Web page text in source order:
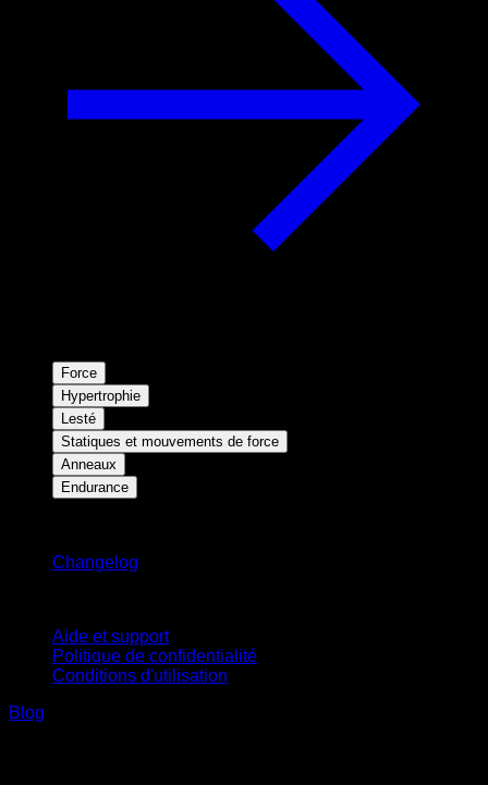
Force
Hypertrophie
Lesté
Statiques et mouvements de force
Anneaux
Endurance
Changelog
Aide et support
Politique de confidentialité
Conditions d'utilisation
Blog